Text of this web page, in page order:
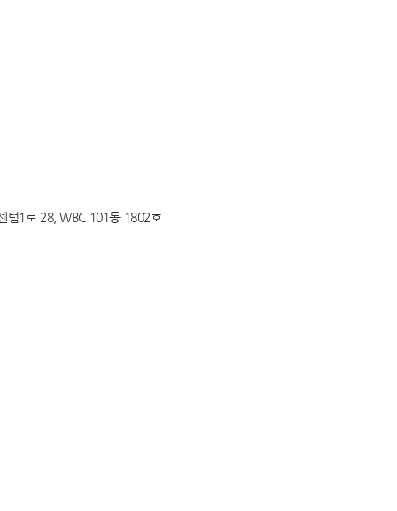
텀1로 28, WBC 101동 1802호